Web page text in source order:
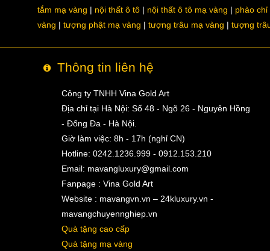
tắm mạ vàng
nội thất ô tô nội thất ô tô mạ vàng
phào chỉ
vàng
tượng phật mạ vàng tượng trâu mạ vàng tượng
Thông tin liên hệ
Công ty TNHH Vina Gold Art
Địa chỉ tại Hà Nội: Số 48 - Ngõ 26 - Nguyên Hồng
- Đống Đa - Hà Nội.
Giờ làm việc: 8h - 17h (nghỉ CN)
Hotline: 0242.1236.999 - 0912.153.210
Email: mavangluxury@gmail.com
Fanpage : Vina Gold Art
Website : mavangvn.vn – 24kluxury.vn -
mavangchuyennghiep.vn
Quà tặng cao cấp
Quà tặng mạ vàng